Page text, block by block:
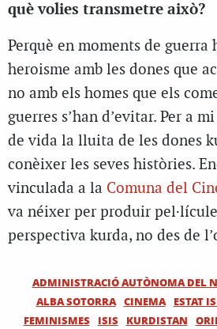
què volies transmetre això?
Perquè en moments de guerra
heroisme amb les dones que
no amb els homes que els
guerres s’han d’evitar. Per a
de vida la lluita de les dones
conèixer les seves històries.
vinculada a la Comuna del
va néixer per produir
perspectiva kurda, no des de
ADMINISTRACIÓ AUTÒNOMA DEL
ALBA SOTORRA CINEMA ESTAT
FEMINISMES
ISIS KURDISTAN